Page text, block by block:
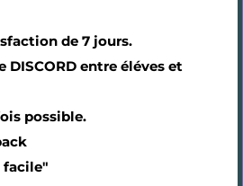
de 7 jours.
DISCORD entre éléves et
possible.
facile"